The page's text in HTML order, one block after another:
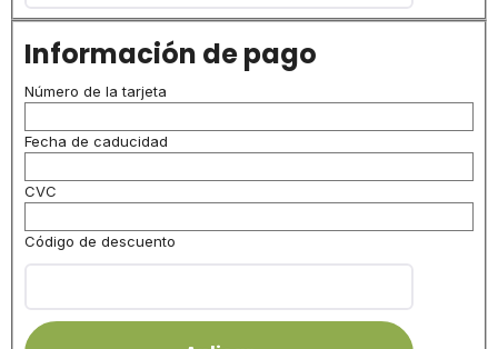
Información de pago
Número de la tarjeta
Fecha de caducidad
CVC
Código de descuento